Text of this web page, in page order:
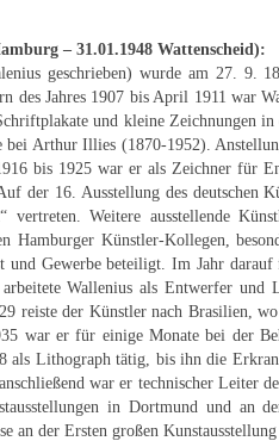
– 31.01.1948 Wattenscheid):
geschrieben) wurde am 27. 9.
des Jahres 1907 bis April 1911
und kleine Zeichnungen
bei Arthur Illies (1870-1952).
bis 1925 war er als Zeichner für
der 16. Ausstellung des
vertreten. Weitere ausstellende
Hamburger Künstler-Kollegen,
Gewerbe beteiligt. Im Jahr
Wallenius als Entwerfer
reiste der Künstler nach Brasilien,
war er für einige Monate bei der
Lithograph tätig, bis ihn die
war er technischer Leiter
in Dortmund und an
an der Ersten großen